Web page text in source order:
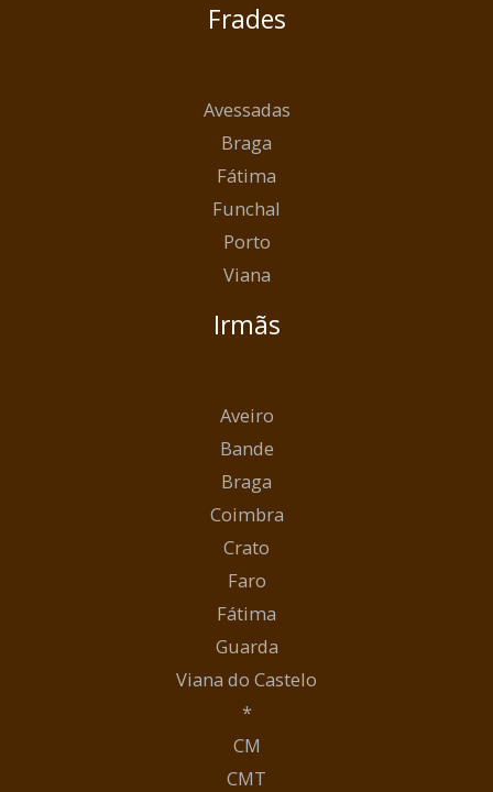
Frades
Avessadas
Braga
Fátima
Funchal
Porto
Viana
Irmãs
Aveiro
Bande
Braga
Coimbra
Crato
Faro
Fátima
Guarda
Viana do Castelo
*
CM
CMT